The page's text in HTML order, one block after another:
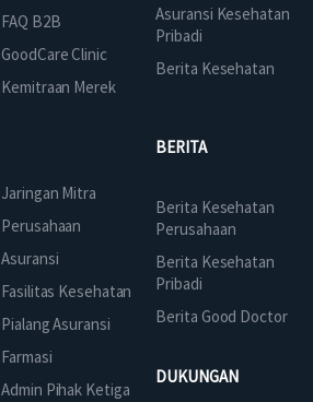
FAQ B2B
GoodCare Clinic
Kemitraan Merek
Asuransi Kesehatan
Pribadi
Berita Kesehatan
Jaringan Mitra
Perusahaan
Asuransi
Fasilitas Kesehatan
Pialang Asuransi
Farmasi
Admin Pihak Ketiga
BERITA
Berita Kesehatan
Perusahaan
Berita Kesehatan
Pribadi
Berita Good Doctor
DUKUNGAN